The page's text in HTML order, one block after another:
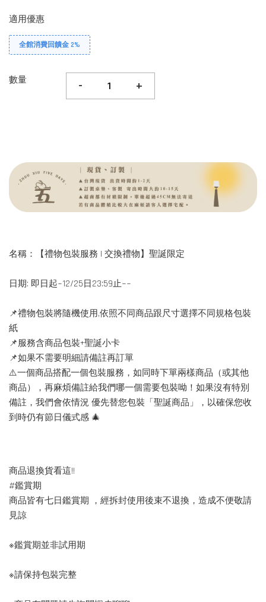
適用優惠
全館消費回饋金 2%
數量 - +
名稱：【禮物包裝服務 | 交換禮物】聖誕限定
日期: 即日起~12/25日23:59止~~
📌禮物包裝將隨機使用,依照不同商品跟尺寸選擇不同規格包裝
紙
📌服務含商品包裝+聖誕小卡
📌如果不需要明細請備註再訂單
⚠️一個商品搭配一個包裝服務，如同時下單兩樣商品（或其他
商品），再麻煩備註給我們哪一個需要包裝呦！如果沒有特別
備註，我們會依情況 優先替您包裝「聖誕商品」，以確保您收
到時仍有節日儀式感 🎄
商品退換貨看這!!
#鑑賞期
商品皆有七日鑑賞期 ，經拆封使用後束不退換，造成不便敬請
見諒
※鑑賞期並非試用期
※請保持包裝完整